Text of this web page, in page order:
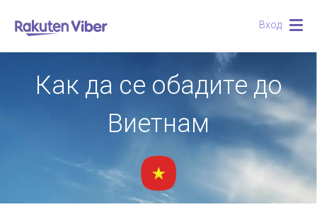
Вход
Как да се обадите до
Виетнам